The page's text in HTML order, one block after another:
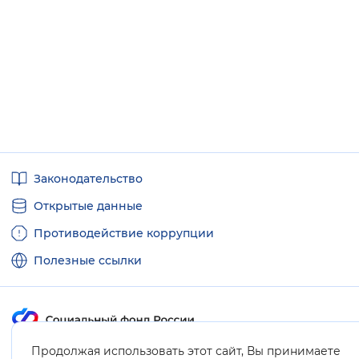
Продолжая использовать этот сайт, Вы принимаете
ссылкиЗаконодательство
Открытые данные
Противодействие коррупции
Полезные ссылки
Карта сайта